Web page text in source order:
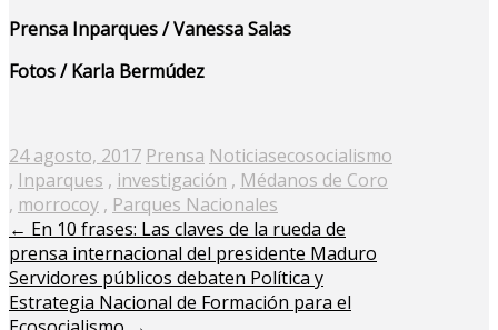
Prensa Inparques / Vanessa Salas
Fotos / Karla Bermúdez
Posted
on
24 agosto, 2017 Prensa Noticiasecosocialismo
, Inparques , investigación , Médanos de Coro
, morrocoy , Parques Nacionales
← En 10 frases: Las claves de la rueda de
prensa internacional del presidente Maduro
Servidores públicos debaten Política y
Estrategia Nacional de Formación para el